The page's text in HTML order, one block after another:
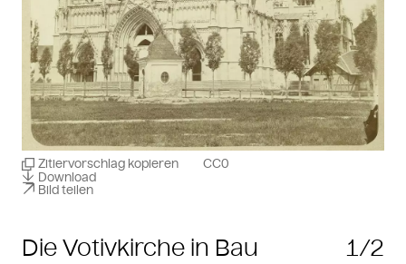
Die Votivkirche in Bau 1/2
Zitiervorschlag kopieren
Download
Bild teilen
CC0